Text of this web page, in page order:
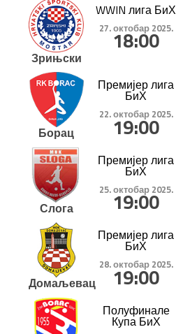
Зрињски
WWIN лига БиХ
27. октобар 2025.
18:00
Борац
Премијер лига
БиХ
22. октобар 2025.
19:00
Слога
Премијер лига
БиХ
25. октобар 2025.
19:00
Домаљевац
Премијер лига
БиХ
28. октобар 2025.
19:00
Полуфинале
Купа БиХ